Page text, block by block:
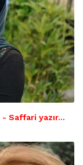
- Saffari yazır…